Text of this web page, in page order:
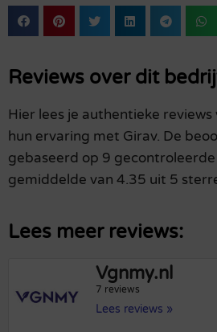
Reviews over dit
Hier lees je authentieke
hun ervaring met Girav. De
gebaseerd op 9
gemiddelde van 4.35 uit 5
Lees meer reviews:
Vgnmy.nl
7 reviews
Lees reviews »